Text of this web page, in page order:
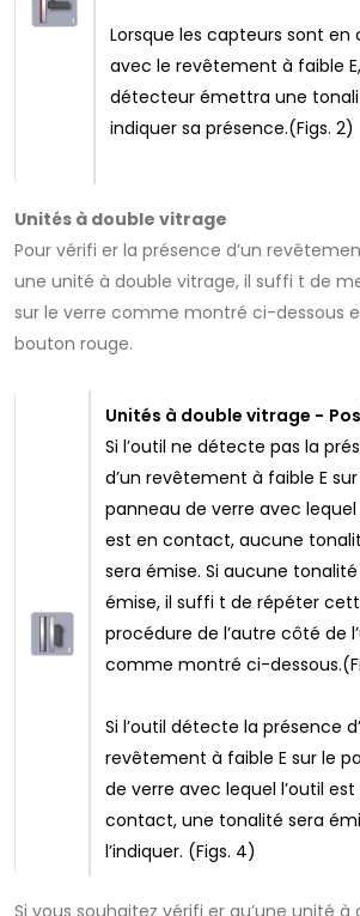
Lorsque les capteurs sont
avec le revêtement à faible
détecteur émettra une
indiquer sa présence.(Figs. 2)
Unités à double vitrage
Pour vérifi er la présence d’un
une unité à double vitrage, il suffi t de
sur le verre comme montré ci-dessous
bouton rouge.
Unités à double vitrage -
Si l’outil ne détecte pas la
d’un revêtement à faible E
panneau de verre avec lequel
est en contact, aucune
sera émise. Si aucune tonalité
émise, il suffi t de répéter
procédure de l’autre côté de
comme montré ci-
Si l’outil détecte la présence
revêtement à faible E sur le
de verre avec lequel l’outil est
contact, une tonalité sera
l’indiquer. (Figs. 4)